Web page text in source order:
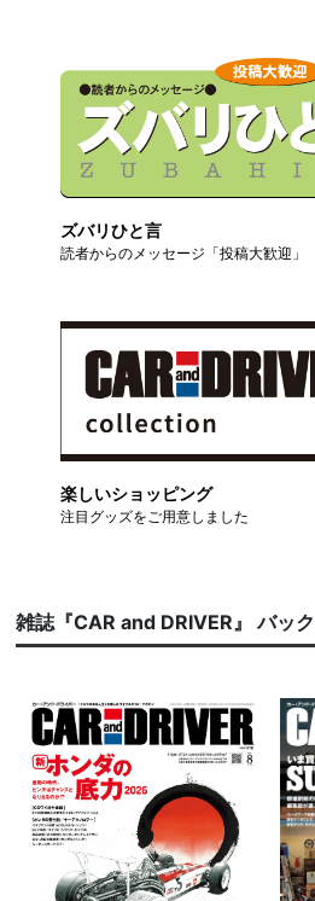
ズバリひと言
読者からのメッセージ「投稿大歓迎」
楽しいショッピング
注目グッズをご用意しました
雑誌『CAR and DRIVER』 バッ